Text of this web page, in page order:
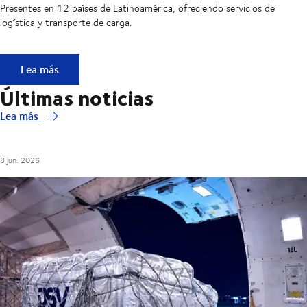
Presentes en 12 países de Latinoamérica, ofreciendo servicios de
logística y transporte de carga.
DSV en LATAM
Lea más
Últimas noticias
Lea más
8 jun. 2026